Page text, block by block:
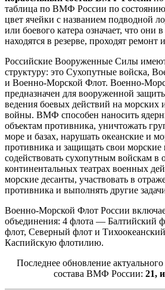
таблица по ВМФ России по
цвет ячейки с названием подводной
или боевого катера означает, что они
находятся в резерве, проходят
Российские Вооруженные Силы
структуру: это Сухопутные войска,
и Военно-Морской Флот. Военно-
предназначен для вооруженной
ведения боевых действий на морских
войны. ВМФ способен наносить
объектам противника, уничтожать
море и базах, нарушать океанские и
противника и защищать свои морские
содействовать сухопутным войскам в
континентальных театрах военных
морские десанты, участвовать в
противника и выполнять другие
Военно-Морской Флот России
объединения: 4 флота — Балтийский
флот, Северный флот и
Каспийскую флотилию.
Последнее обновление
состава ВМФ России: 21,